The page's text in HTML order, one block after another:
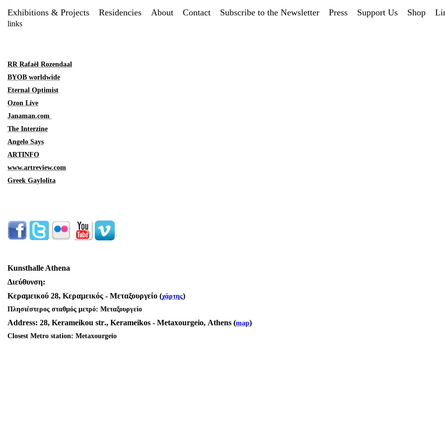
Exhibitions & Projects Residencies About Contact Subscribe to the Newsletter Press Support Us Shop
links
RR Rafaël Rozendaal
BYOB worldwide
Eternal Optimist
Ozon Live
Janaman.com
The Interzine
Angelo Says
ARTINFO
www.artreview.com
Greek Gaylolita
Kunsthalle Athena
Διεύθυνση:
Κεραμεικού 28, Κεραμεικός - Μεταξουργείο (χάρτης)
Πλησιέστερος σταθμός μετρό: Μεταξουργείο
Address: 28, Kerameikou str., Kerameikos - Metaxourgeio, Athens (map)
Closest Metro station: Metaxourgeio